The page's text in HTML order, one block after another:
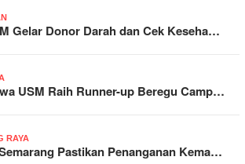
Gelar Donor Darah dan Cek Keseha…
USM Raih Runner-up Beregu Camp…
RAYA
Pastikan Penanganan Kema…